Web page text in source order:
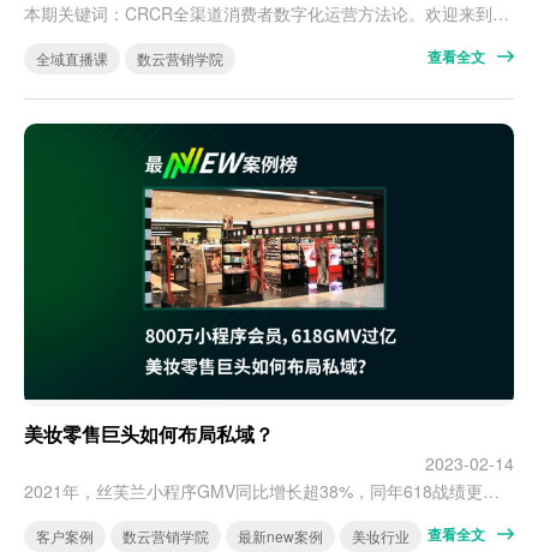
本期关键词：CRCR全渠道消费者数字化运营方法论。欢迎来到数云营销学院2023全渠道消费者运营直播公开课第六期。本期直播课和数云新近宣发的白皮书联动啦，这次，我们邀请到了白皮书主笔人——数云思源的倪雯老师，展开讲讲：机会丨在新的经济周期下，品牌及零售企业还有哪些新的商机和增长机会点？ 策略丨什么是CRCR全渠道消费者数字化运营方法论？它如何助力品牌获得从LTV到GMV的确定性增长？ 实践丨在头部先…
全域直播课 数云营销学院 查看全文
美妆零售巨头如何布局私域？
2023-02-14
2021年，丝芙兰小程序GMV同比增长超38%，同年618战绩更创下小程序GMV过亿的新纪录，同比增长超 60%。 [video width="640" height="368" mp4="http://shuyun.com/wp-content/uploads/2023/02/2023031506021474.mp4"][/video]
客户案例 数云营销学院 最新new案例 美妆行业 查看全文